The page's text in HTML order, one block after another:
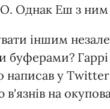
Однак Еш з ним
іншим
буферами?
у
на